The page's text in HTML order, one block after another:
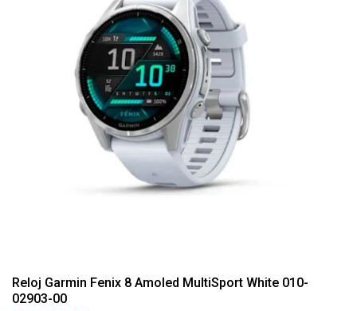
Reloj Garmin Fenix 8 Amoled MultiSport White 010-
02903-00